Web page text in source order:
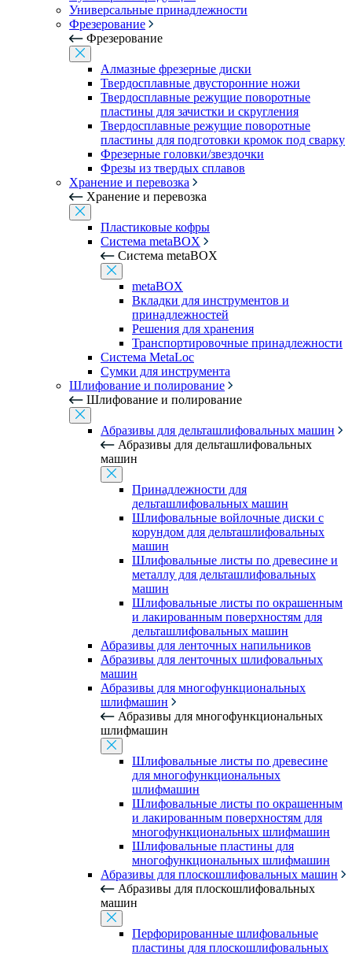
Универсальные принадлежности
Фрезерование
Фрезерование
Алмазные фрезерные диски
Твердосплавные двусторонние ножи
Твердосплавные режущие поворотные
пластины для зачистки и скругления
Твердосплавные режущие поворотные
пластины для подготовки кромок под сварку
Фрезерные головки/звездочки
Фрезы из твердых сплавов
Хранение и перевозка
Хранение и перевозка
Пластиковые кофры
Система metaBOX
Система metaBOX
metaBOX
Вкладки для инструментов и
принадлежностей
Решения для хранения
Транспортировочные принадлежности
Система MetaLoc
Сумки для инструмента
Шлифование и полирование
Шлифование и полирование
Абразивы для дельташлифовальных машин
Абразивы для дельташлифовальных
машин
Принадлежности для
дельташлифовальных машин
Шлифовальные войлочные диски с
корундом для дельташлифовальных
машин
Шлифовальные листы по древесине и
металлу для дельташлифовальных
машин
Шлифовальные листы по окрашенным
и лакированным поверхностям для
дельташлифовальных машин
Абразивы для ленточных напильников
Абразивы для ленточных шлифовальных
машин
Абразивы для многофункциональных
шлифмашин
Абразивы для многофункциональных
шлифмашин
Шлифовальные листы по древесине
для многофункциональных
шлифмашин
Шлифовальные листы по окрашенным
и лакированным поверхностям для
многофункциональных шлифмашин
Шлифовальные пластины для
многофункциональных шлифмашин
Абразивы для плоскошлифовальных машин
Абразивы для плоскошлифовальных
машин
Перфорированные шлифовальные
пластины для плоскошлифовальных